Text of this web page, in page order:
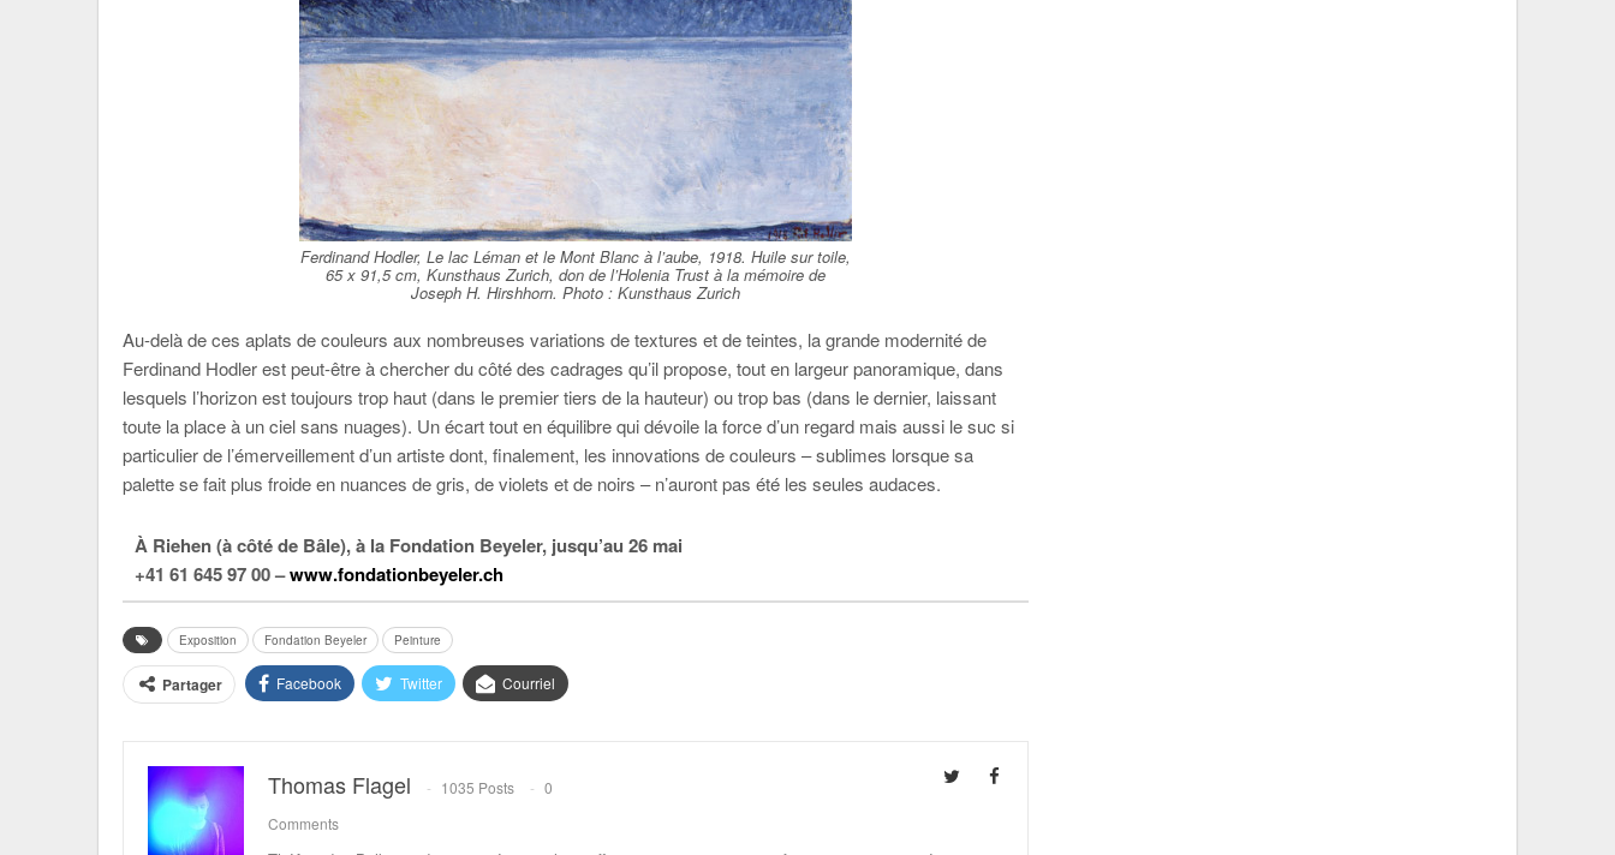
Ferdinand Hodler, Le lac Léman et le Mont Blanc à l’aube, 1918. Huile sur toile,
65 x 91,5 cm, Kunsthaus Zurich, don de l’Holenia Trust à la mémoire de
Joseph H. Hirshhorn. Photo : Kunsthaus Zurich
Au-delà de ces aplats de couleurs aux nombreuses variations de textures et de teintes, la grande modernité de
Ferdinand Hodler est peut-être à chercher du côté des cadrages qu’il propose, tout en largeur panoramique, dans
lesquels l’horizon est toujours trop haut (dans le premier tiers de la hauteur) ou trop bas (dans le dernier, laissant
toute la place à un ciel sans nuages). Un écart tout en équilibre qui dévoile la force d’un regard mais aussi le suc si
particulier de l’émerveillement d’un artiste dont, finalement, les innovations de couleurs – sublimes lorsque sa
palette se fait plus froide en nuances de gris, de violets et de noirs – n’auront pas été les seules audaces.
À Riehen (à côté de Bâle), à la Fondation Beyeler, jusqu’au 26 mai
+41 61 645 97 00 –www.fondationbeyeler.ch
Exposition Fondation Beyeler Peinture
Partager Facebook Twitter Courriel
Thomas Flagel 1035 Posts
0
Comments